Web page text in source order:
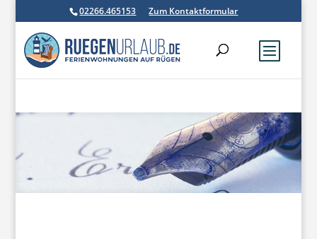
02266.465153 Zum Kontaktformular